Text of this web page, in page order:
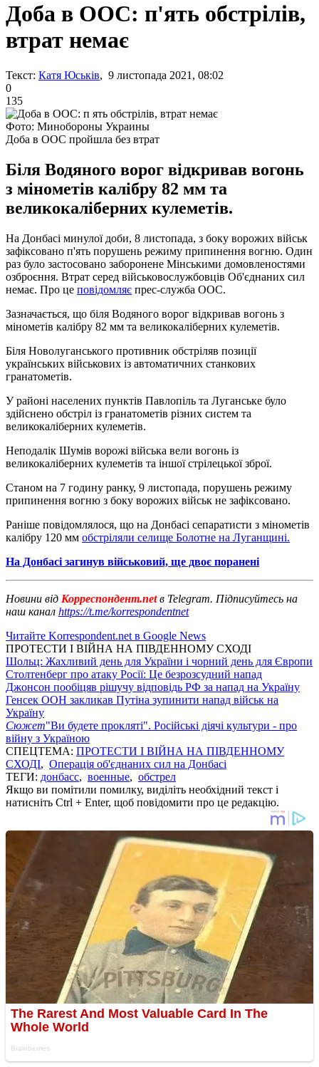
Доба в ООС: п'ять обстрілів,
втрат немає
Текст: Катя Юськів, 9 листопада 2021, 08:02
0
135
Фото: Минобороны Украины
Доба в ООС пройшла без втрат
Біля Водяного ворог відкривав вогонь
з мінометів калібру 82 мм та
великокаліберних кулеметів.
На Донбасі минулої доби, 8 листопада, з боку ворожих військ
зафіксовано п'ять порушень режиму припинення вогню. Один
раз було застосовано заборонене Мінськими домовленостями
озброєння. Втрат серед військовослужбовців Об'єднаних сил
немає. Про це повідомляє прес-служба ООС.
Зазначається, що біля Водяного ворог відкривав вогонь з
мінометів калібру 82 мм та великокаліберних кулеметів.
Біля Новолуганського противник обстріляв позиції
українських військових із автоматичних станкових
гранатометів.
У районі населених пунктів Павлопіль та Луганське було
здійснено обстріл із гранатометів різних систем та
великокаліберних кулеметів.
Неподалік Шумів ворожі війська вели вогонь із
великокаліберних кулеметів та іншої стрілецької зброї.
Станом на 7 годину ранку, 9 листопада, порушень режиму
припинення вогню з боку ворожих військ не зафіксовано.
Раніше повідомлялося, що на Донбасі сепаратисти з мінометів
калібру 120 мм обстріляли селище Болотне на Луганщині.
На Донбасі загинув військовий, ще двоє поранені
Новини від Корреспондент.netв Telegram. Підписуйтесь на
наш канал https://t.me/korrespondentnet
Читайте Korrespondent.net в Google News
ПРОТЕСТИ І ВІЙНА НА ПІВДЕННОМУ СХОДІ
Шольц: Жахливий день для України і чорний день для Європи
Столтенберг про атаку Росії: Це безрозсудний напад
Джонсон пообіцяв рішучу відповідь РФ за напад на Україну
Генсек ООН закликав Путіна зупинити напад військ на
Україну
Сюжет"Ви будете прокляті". Російські діячі культури - про
війну з Україною
СПЕЦТЕМА: ПРОТЕСТИ І ВІЙНА НА ПІВДЕННОМУ
СХОДІ, Операція об'єднаних сил на Донбасі
ТЕГИ: донбасс, военные, обстрел
Якщо ви помітили помилку, виділіть необхідний текст і
натисніть Ctrl + Enter, щоб повідомити про це редакцію.